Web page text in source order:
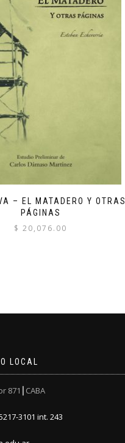
– EL MATADERO Y OTRAS
PÁGINAS
$ 20,076.00
LOCAL
871┃CABA
3101 int. 243